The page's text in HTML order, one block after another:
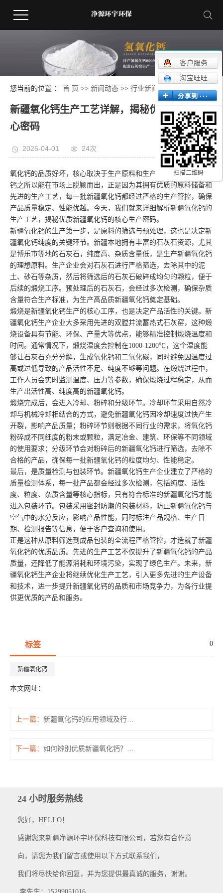
您当前的位置 ：首 页 >>新闻动态 >>行业新闻
新疆氧化钙生产工艺详解，揭秘优质产品的核
心密码
2026-04-01 24次
氧化钙的品质好坏，核心取决于生产原料和生产工艺，而新疆氧化
钙之所以能在市场上脱颖而出，正是因为其拥有优质的原料储备和
先进的生产工艺，每一批新疆氧化钙都经过严格的生产管控，确保
产品质量稳定、性能优越。今天，我们就来详细解析新疆氧化钙的
生产工艺，揭秘优质新疆氧化钙的核心生产密码。
新疆氧化钙的生产第一步，是原料的筛选与预处理，这也是决定新
疆氧化钙纯度的关键环节。新疆本地拥有丰富的石灰石资源，尤其
是博乐市等地的石灰石，纯度高、杂质含量低，是生产新疆氧化钙
的理想原料。生产企业会对石灰石进行严格筛选，去除其中的泥
土、砂石等杂质，然后将筛选后的石灰石破碎成均匀的颗粒，便于
后续的煅烧工序。预处理后的石灰石，会经过多次检测，确保杂质
含量符合生产标准，为生产高品质新疆氧化钙奠定基础。
煅烧是新疆氧化钙生产的核心工序，也是决定产品活性的关键。新
疆氧化钙生产企业大多采用先进的双膛并流蓄热式石灰窑，这种煅
烧设备具有节能、环保、产量大等优点，能够精准控制煅烧温度和
时间。通常情况下，煅烧温度会控制在1000-1200℃，这个温度能
够让石灰石充分分解，生成氧化钙和二氧化碳，同时避免因温度过
高或过低导致的产品活性不足、纯度不够等问题。在煅烧过程中，
工作人员会实时监测温度、压力等参数，确保煅烧过程稳定，从而
生产出活性高、纯度高的新疆氧化钙。
煅烧完成后，会进入冷却、粉碎和分级环节。冷却环节采用自然冷
却与机械冷却相结合的方式，避免新疆氧化钙因冷却速度过快产生
开裂，影响产品质量；粉碎环节则根据不同行业的需求，将氧化钙
粉碎成不同细度的粉末或颗粒，满足冶金、建筑、环保等不同领域
的使用要求；分级环节会对粉碎后的新疆氧化钙进行筛选，去除不
合格的产品，确保每一批新疆氧化钙的粒度均匀、性能稳定。
最后，是质量检测与包装环节。新疆氧化钙生产企业建立了严格的
质量检测体系，每一批产品都会经过多次检测，包括纯度、活性
度、粒度、杂质含量等核心指标，只有符合标准的新疆氧化钙才能
进入包装环节。包装采用密封防潮的包装材料，防止新疆氧化钙与
空气中的水分反应，影响产品性能，同时标注产品规格、生产日
期、检测报告等信息，便于客户查询和使用。
正是这种从原料筛选到成品包装的全流程严格管控，才造就了新疆
氧化钙的优质品质。先进的生产工艺不仅提升了新疆氧化钙的产品
质量，还降低了能源消耗和环境污染，实现了绿色生产。未来，新
疆氧化钙生产企业将继续优化生产工艺，引入更多先进的生产设备
和技术，进一步提升新疆氧化钙的品质和市场竞争力，为各行业提
供更优质的产品和服务。
标签 0
新疆氧化钙
本文网址：
上一篇： 新疆氧化钙的应用领域及行业优势解析
下一篇： 如何辨别优质新疆氧化钙？实用技巧分享
24 小时服务热线
您好，HELLO！
感谢您来新疆净源环宇环保科技有限公司，若您有合作意
向，请您为我们留言或使用以下方式联系我们，
我们将尽快给你回复，并为您提供最真诚的服务，谢谢。
客户服务
淘宝旺旺
扫描二维码